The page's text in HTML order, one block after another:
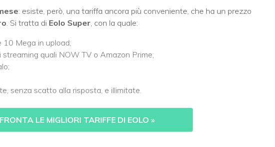
: esiste, però, una tariffa ancora più conveniente, che ha un prezzo
. Si tratta di Eolo Super, con la quale:
Mega in upload;
quali NOW TV o Amazon Prime;
senza scatto alla risposta, e illimitate.
LE MIGLIORI TARIFFE DI EOLO »